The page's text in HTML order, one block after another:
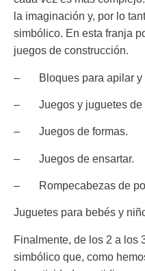
la imaginación y, por lo
simbólico. En esta franja
juegos de construcción.
– Bloques para apilar y
– Juegos y juguetes de
– Juegos de formas.
– Juegos de ensartar.
– Rompecabezas de
Juguetes para bebés y
Finalmente, de los 2 a los
simbólico que, como